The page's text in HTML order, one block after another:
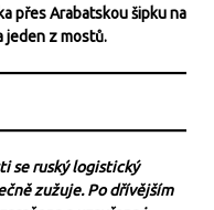
přes Arabatskou šipku na
jeden z mostů.
se ruský logistický
zužuje. Po dřívějším